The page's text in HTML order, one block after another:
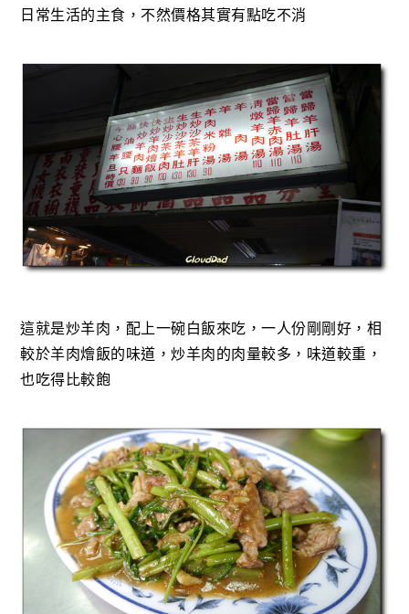
日常生活的主食，不然價格其實有點吃不消
這就是炒羊肉，配上一碗白飯來吃，一人份剛剛好，相
較於羊肉燴飯的味道，炒羊肉的肉量較多，味道較重，
也吃得比較飽